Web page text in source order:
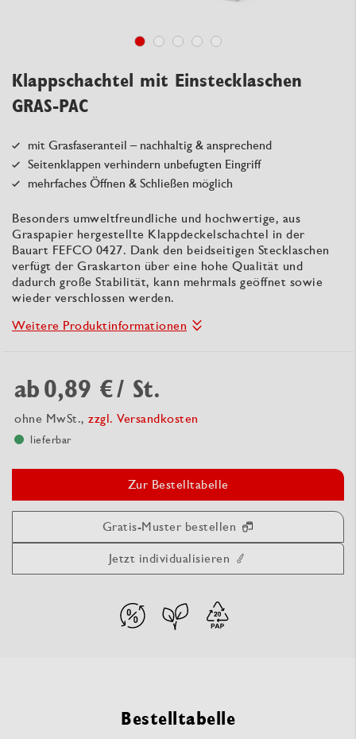
Klappschachtel mit Einstecklaschen
GRAS-PAC
mit Grasfaseranteil – nachhaltig & ansprechend
Seitenklappen verhindern unbefugten Eingriff
mehrfaches Öffnen & Schließen möglich
Besonders umweltfreundliche und hochwertige, aus
Graspapier hergestellte Klappdeckelschachtel in der
Bauart FEFCO 0427. Dank den beidseitigen Stecklaschen
verfügt der Graskarton über eine hohe Qualität und
dadurch große Stabilität, kann mehrmals geöffnet sowie
wieder verschlossen werden.
Weitere Produktinformationen
ab0,89 €/ St.
ohne MwSt., zzgl. Versandkosten
lieferbar
Zur Bestelltabelle
Gratis-Muster bestellen
Jetzt individualisieren
Bestelltabelle